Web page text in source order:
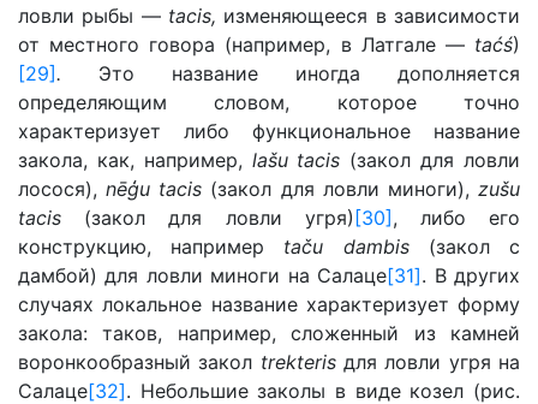
ловли рыбы — tacis, изменяющееся в зависимости
от местного говора (например, в Латгале — taćś)
[29]. Это название иногда дополняется
определяющим словом, которое точно
характеризует либо функциональное название
закола, как, например, lašu tacis (закол для ловли
лосося),nēģu tacis (закол для ловли миноги),zušu
tacis (закол для ловли угря) [30] , либо его
конструкцию, например taču dambis (закол с
дамбой) для ловли миноги на Салаце[31]. В других
случаях локальное название характеризует форму
закола: таков, например, сложенный из камней
воронкообразный закол trekterisдля ловли угря на
Салаце[32]. Небольшие заколы в виде козел (рис.